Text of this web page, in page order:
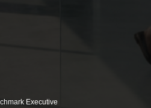
Executive